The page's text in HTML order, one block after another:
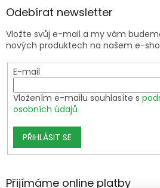
Odebírat newsletter
Vložte svůj e-mail a my vám
nových produktech na našem e-
E-mail
Vložením e-mailu souhlasíte s
osobních údajů
PŘIHLÁSIT SE
Přijímáme online platby